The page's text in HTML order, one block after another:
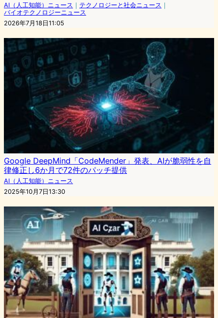
AI（人工知能）ニュース ｜ テクノロジーと社会ニュース ｜
バイオテクノロジーニュース
2026年7月18日11:05
Google DeepMind「CodeMender」発表、AIが脆弱性を自
律修正し6か月で72件のパッチ提供
AI（人工知能）ニュース
2025年10月7日13:30